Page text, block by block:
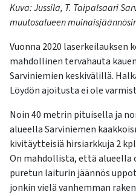
Kuva:Jussila, T. Taipalsaari
muutosalueen
Vuonna 2020 laserkeilauksen
mahdollinen tervahauta
Sarviniemien keskivälillä.
Löydön ajoitusta ei ole
Noin 40 metrin pituisella ja
alueella Sarviniemen
kivitäytteisiä hirsiarkkuja 2
On mahdollista, että alueella
puretun laiturin jäännös
jonkin vielä vanhemman